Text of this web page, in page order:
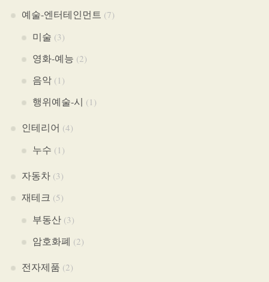
예술-엔터테인먼트 (7)
미술 (3)
영화-예능 (2)
음악(1)
행위예술-시 (1)
인테리어 (4)
누수 (1)
자동차(3)
재테크 (5)
부동산(3)
암호화폐 (2)
전자제품 (2)